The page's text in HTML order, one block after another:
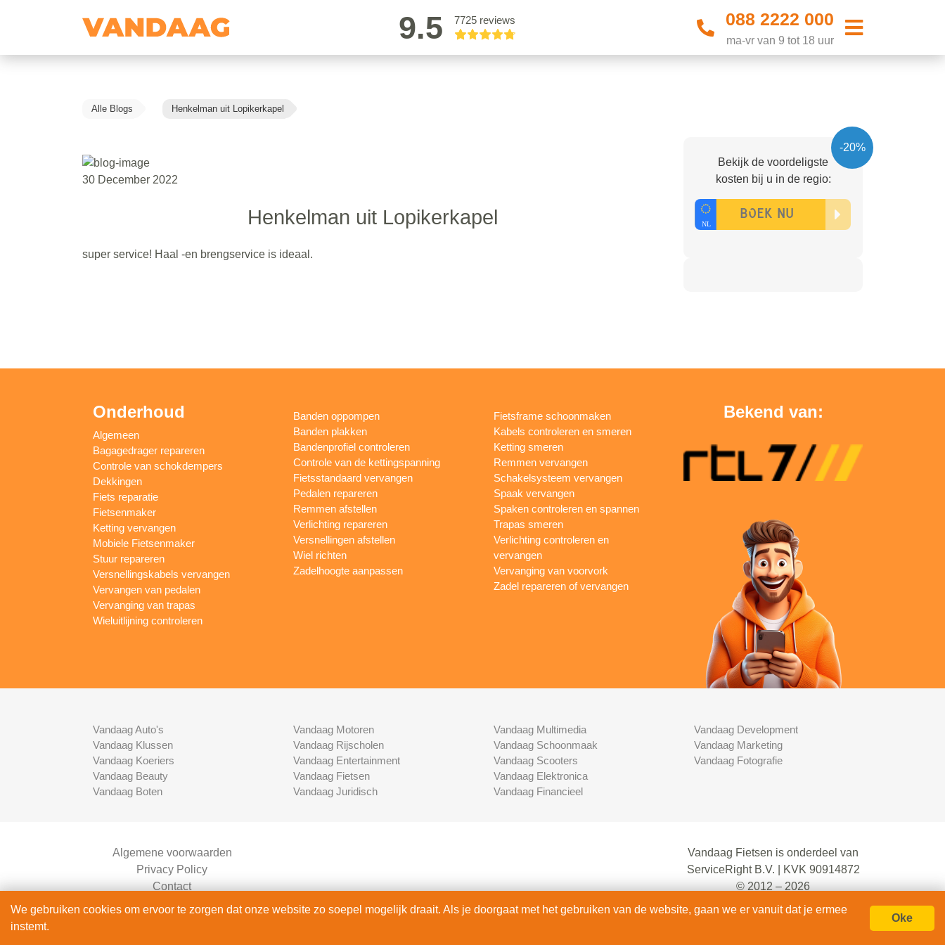
9.5 7725 reviews 088 2222 000
ma-vr van 9 tot 18 uur
Alle Blogs Henkelman uit Lopikerkapel
30 December 2022
Henkelman uit Lopikerkapel
super service! Haal -en brengservice is ideaal.
-20%
Bekijk de voordeligste
kosten bij u in de regio:
Onderhoud
Algemeen
Bagagedrager repareren
Controle van schokdempers
Dekkingen
Fiets reparatie
Fietsenmaker
Ketting vervangen
Mobiele Fietsenmaker
Stuur repareren
Versnellingskabels vervangen
Vervangen van pedalen
Vervanging van trapas
Wieluitlijning controleren
Banden oppompen
Banden plakken
Bandenprofiel controleren
Controle van de kettingspanning
Fietsstandaard vervangen
Pedalen repareren
Remmen afstellen
Verlichting repareren
Versnellingen afstellen
Wiel richten
Zadelhoogte aanpassen
Fietsframe schoonmaken
Kabels controleren en smeren
Ketting smeren
Remmen vervangen
Schakelsysteem vervangen
Spaak vervangen
Spaken controleren en spannen
Trapas smeren
Verlichting controleren en
vervangen
Vervanging van voorvork
Zadel repareren of vervangen
Bekend van:
Vandaag Auto's
Vandaag Klussen
Vandaag Koeriers
Vandaag Beauty
Vandaag Boten
Vandaag Motoren
Vandaag Rijscholen
Vandaag Entertainment
Vandaag Fietsen
Vandaag Juridisch
Vandaag Multimedia
Vandaag Schoonmaak
Vandaag Scooters
Vandaag Elektronica
Vandaag Financieel
Vandaag Development
Vandaag Marketing
Vandaag Fotografie
Algemene voorwaarden
Privacy Policy
Contact
Bedrijven Inlog
Vandaag Fietsen is onderdeel van
ServiceRight B.V. | KVK 90914872
© 2012 – 2026
alle rechten voorbehouden.
We gebruiken cookies om ervoor te zorgen dat onze website zo soepel mogelijk draait. Als je doorgaat met het gebruiken van de website, gaan we er vanuit dat je ermee
instemt.
Oke